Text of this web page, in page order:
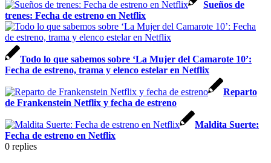
Sueños de
trenes: Fecha de estreno en Netflix
Todo lo que sabemos sobre ‘La Mujer del Camarote 10’:
Fecha de estreno, trama y elenco estelar en Netflix
Reparto
de Frankenstein Netflix y fecha de estreno
Maldita Suerte:
Fecha de estreno en Netflix
0 replies